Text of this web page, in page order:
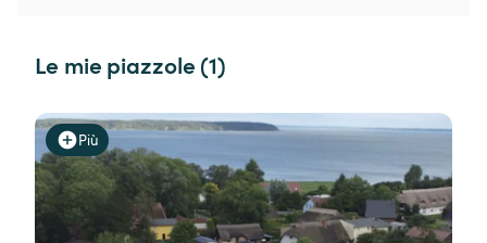
Le mie piazzole (1)
Più